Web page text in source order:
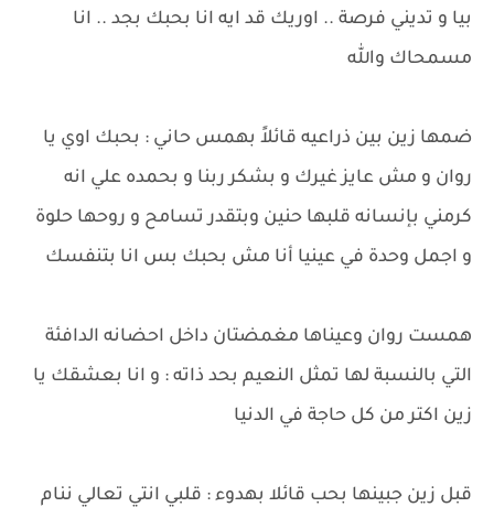
بيا و تديني فرصة .. اوريك قد ايه انا بحبك بجد .. انا
مسمحاك والله
ضمها زين بين ذراعيه قائلاً بهمس حاني : بحبك اوي يا
روان و مش عايز غيرك و بشكر ربنا و بحمده علي انه
كرمني بإنسانه قلبها حنين وبتقدر تسامح و روحها حلوة
و اجمل وحدة في عينيا أنا مش بحبك بس انا بتنفسك
همست روان وعيناها مغمضتان داخل احضانه الدافئة
التي بالنسبة لها تمثل النعيم بحد ذاته : و انا بعشقك يا
زين اكتر من كل حاجة في الدنيا
قبل زين جبينها بحب قائلا بهدوء : قلبي انتي تعالي ننام